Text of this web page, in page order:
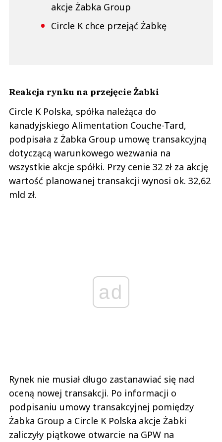
akcje Żabka Group
Circle K chce przejąć Żabkę
Reakcja rynku na przejęcie Żabki
Circle K Polska, spółka należąca do
kanadyjskiego Alimentation Couche-Tard,
podpisała z Żabka Group umowę transakcyjną
dotyczącą warunkowego wezwania na
wszystkie akcje spółki. Przy cenie 32 zł za akcję
wartość planowanej transakcji wynosi ok. 32,62
mld zł.
ad
Rynek nie musiał długo zastanawiać się nad
oceną nowej transakcji. Po informacji o
podpisaniu umowy transakcyjnej pomiędzy
Żabka Group a Circle K Polska akcje Żabki
zaliczyły piątkowe otwarcie na GPW na